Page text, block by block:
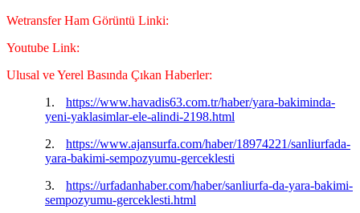
Wetransfer Ham Görüntü Linki:
Youtube Link:
Ulusal ve Yerel Basında Çıkan Haberler:
1.
https://www.havadis63.com.tr/haber/yara-bakiminda-
yeni-yaklasimlar-ele-alindi-2198.html
2.
https://www.ajansurfa.com/haber/18974221/sanliurfada-
yara-bakimi-sempozyumu-gerceklesti
3.
https://urfadanhaber.com/haber/sanliurfa-da-yara-bakimi-
sempozyumu-gerceklesti.html